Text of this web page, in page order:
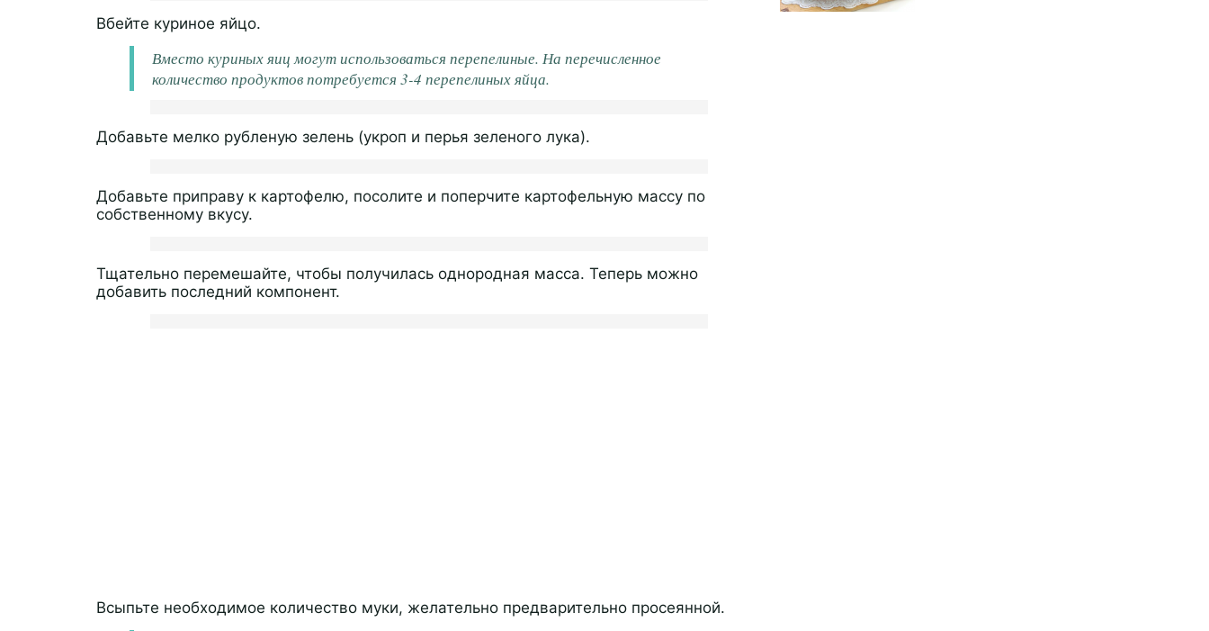
Вбейте куриное яйцо.
Вместо куриных яиц могут использоваться перепелиные. На перечисленное
количество продуктов потребуется 3-4 перепелиных яйца.
Добавьте мелко рубленую зелень (укроп и перья зеленого лука).
Добавьте приправу к картофелю, посолите и поперчите картофельную массу по
собственному вкусу.
Тщательно перемешайте, чтобы получилась однородная масса. Теперь можно
добавить последний компонент.
Всыпьте необходимое количество муки, желательно предварительно просеянной.